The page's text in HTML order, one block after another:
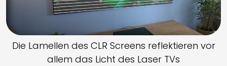
Die Lamellen des CLR Screens reflektieren vor
allem das Licht des Laser TVs